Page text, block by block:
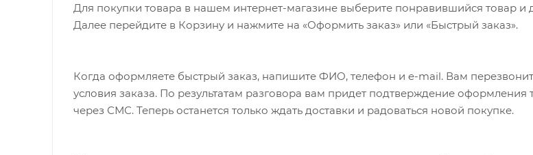
Для покупки товара в нашем интернет-магазине выберите понравившийся товар и
Далее перейдите в Корзину и нажмите на «Оформить заказ» или «Быстрый заказ».
Когда оформляете быстрый заказ, напишите ФИО, телефон и e-mail. Вам
условия заказа. По результатам разговора вам придет подтверждение оформления
через СМС. Теперь останется только ждать доставки и радоваться новой покупке.